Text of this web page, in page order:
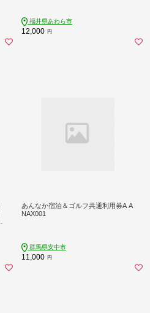
福井県あわら市
12,000 円
あんなか宿泊＆ゴルフ共通利用券A A
NAX001
群馬県安中市
11,000 円